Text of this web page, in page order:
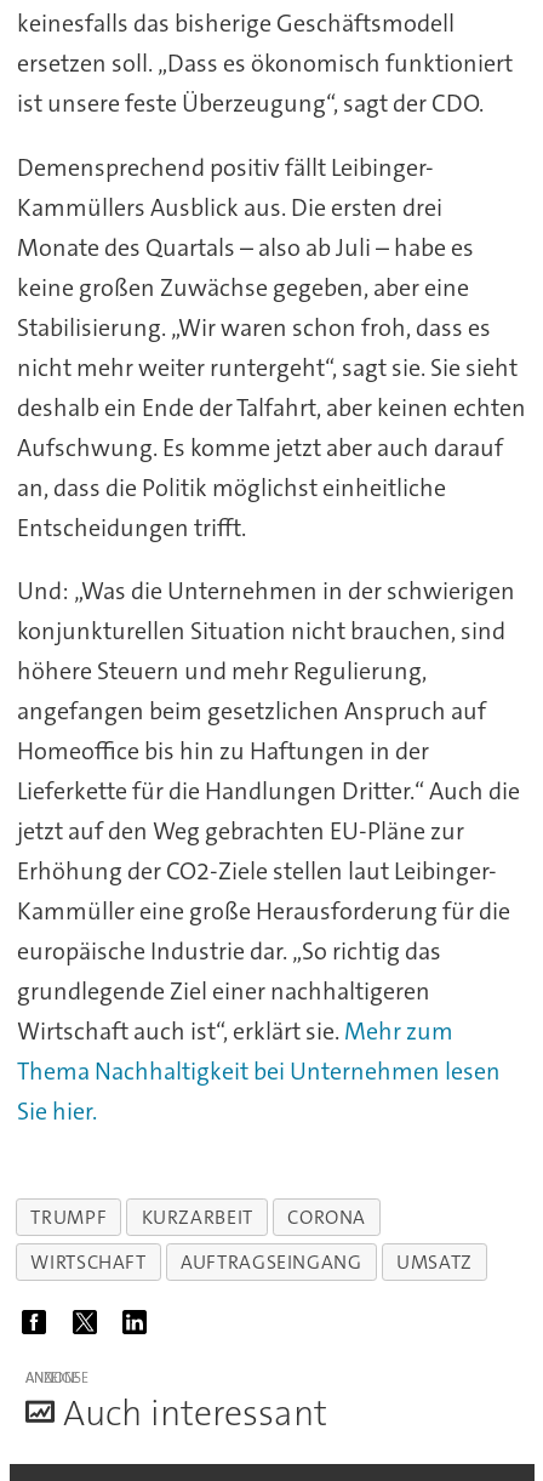
keinesfalls das bisherige Geschäftsmodell
ersetzen soll. „Dass es ökonomisch funktioniert
ist unsere feste Überzeugung“, sagt der CDO.
Demensprechend positiv fällt Leibinger-
Kammüllers Ausblick aus. Die ersten drei
Monate des Quartals – also ab Juli – habe es
keine großen Zuwächse gegeben, aber eine
Stabilisierung. „Wir waren schon froh, dass es
nicht mehr weiter runtergeht“, sagt sie. Sie sieht
deshalb ein Ende der Talfahrt, aber keinen echten
Aufschwung. Es komme jetzt aber auch darauf
an, dass die Politik möglichst einheitliche
Entscheidungen trifft.
Und: „Was die Unternehmen in der schwierigen
konjunkturellen Situation nicht brauchen, sind
höhere Steuern und mehr Regulierung,
angefangen beim gesetzlichen Anspruch auf
Homeoffice bis hin zu Haftungen in der
Lieferkette für die Handlungen Dritter.“ Auch die
jetzt auf den Weg gebrachten EU-Pläne zur
Erhöhung der CO2-Ziele stellen laut Leibinger-
Kammüller eine große Herausforderung für die
europäische Industrie dar. „So richtig das
grundlegende Ziel einer nachhaltigeren
Wirtschaft auch ist“, erklärt sie. Mehr zum
Thema Nachhaltigkeit bei Unternehmen lesen
Sie hier.
TRUMPF KURZARBEIT
CORONA
WIRTSCHAFT
AUFTRAGSEINGANG UMSATZ
ANZEIGE
Auch interessant